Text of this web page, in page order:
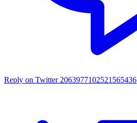
Reply on Twitter 2063977102521565436